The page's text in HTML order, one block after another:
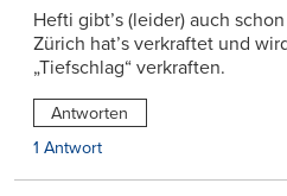
Hefti gibt’s (leider) auch
Zürich hat’s verkraftet und
„Tiefschlag“ verkraften.
Antworten
1 Antwort